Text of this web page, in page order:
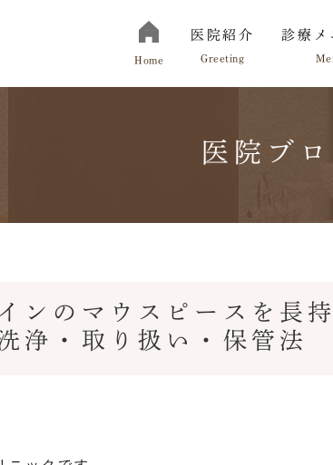
Home
医院紹介
Greeting
診療メ
医院ブ
ンのマウスピースを長
浄・取り扱い・保管法